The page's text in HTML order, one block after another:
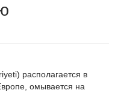
располагается в
омывается на